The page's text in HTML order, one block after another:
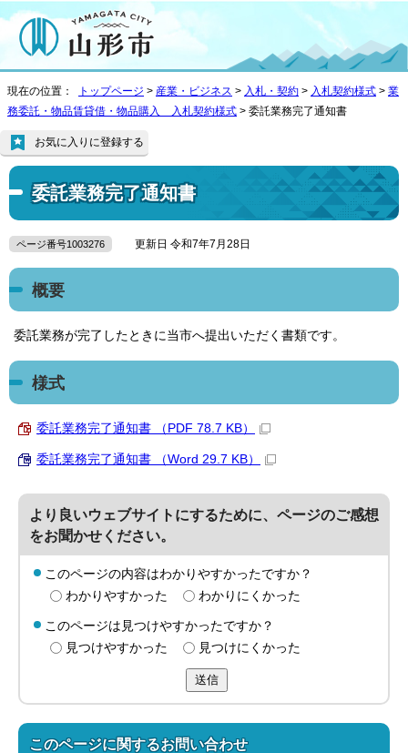
現在の位置： トップページ > 産業・ビジネス > 入札・契約 > 入札契約様式 > 業
務委託・物品賃貸借・物品購入 入札契約様式 > 委託業務完了通知書
委託業務完了通知書
お気に入りに登録する
ページ番号1003276 更新日 令和7年7月28日
概要
委託業務が完了したときに当市へ提出いただく書類です。
様式
委託業務完了通知書 （PDF 78.7 KB）
委託業務完了通知書 （Word 29.7 KB）
より良いウェブサイトにするために、ページのご感想
をお聞かせください。
このページの内容はわかりやすかったですか？
わかりやすかった
わかりにくかった
このページは見つけやすかったですか？
見つけやすかった
見つけにくかった
送信
このページに関するお問い合わせ